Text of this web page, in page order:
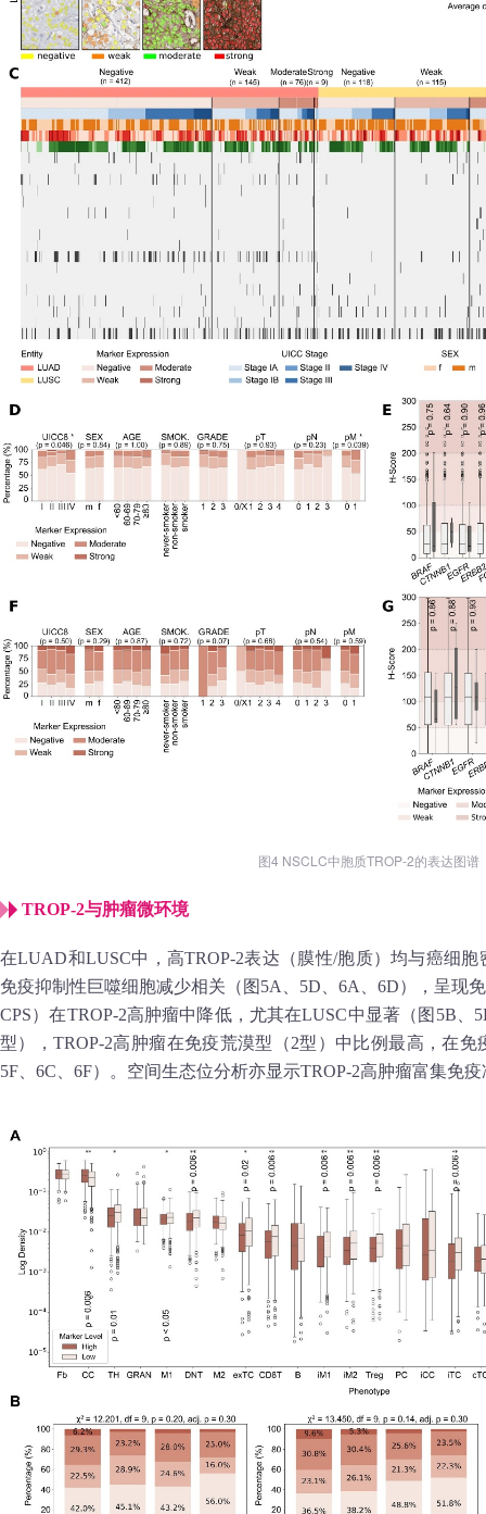
图4 NSCLC中胞质TROP-2的表达图谱
TROP‑2与肿瘤微环境
在LUAD和LUSC中，高TROP‑2表达（膜性/胞质）均与癌细
免疫抑制性巨噬细胞减少相关（图5A、5D、6A、6D），呈现
CPS）在TROP‑2高肿瘤中降低，尤其在LUSC中显著（图5B、
型），TROP‑2高肿瘤在免疫荒漠型（2型）中比例最高，在
5F、6C、6F）。空间生态位分析亦显示TROP‑2高肿瘤富集免